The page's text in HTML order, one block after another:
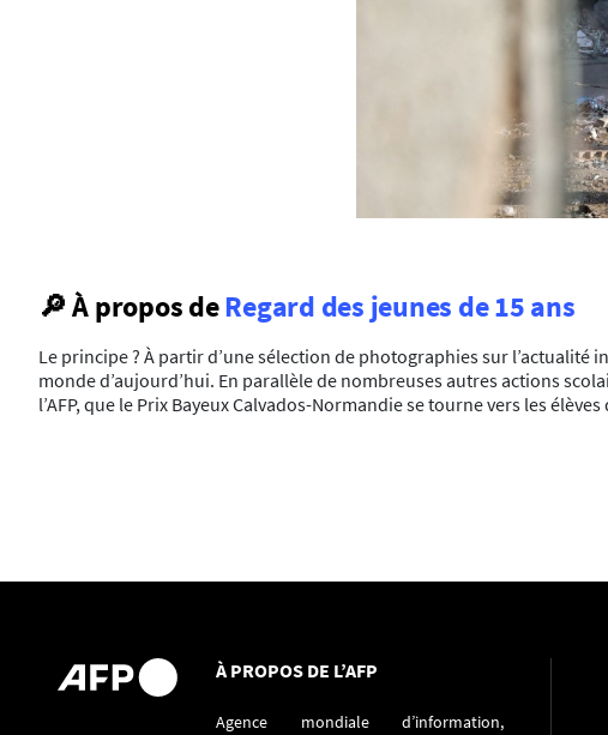
🔎 Àpropos deRegard des jeunes de 15 ans
Le principe ? À partir d’une sélection de photographies sur l’actualité
monde d’aujourd’hui. En parallèle de nombreuses autres actions
l’AFP, que le Prix Bayeux Calvados-Normandie se tourne vers les
À PROPOS DE L’AFP
Agence mondiale d’information,